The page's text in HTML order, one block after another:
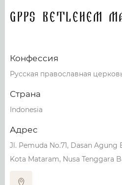
GPPS Betlehem
Конфессия
Русская православная
Страна
Indonesia
Адрес
Jl. Pemuda No.71, Dasan Agung
Kota Mataram, Nusa Tenggara